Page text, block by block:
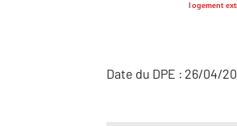
logement
Date du DPE : 26/04/